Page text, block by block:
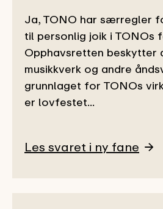
Ja, TONO har særregler
til personlig joik i TONOs
Opphavsretten beskytter
musikkverk og andre
grunnlaget for TONOs
er lovfestet...
Les svaret i ny fane